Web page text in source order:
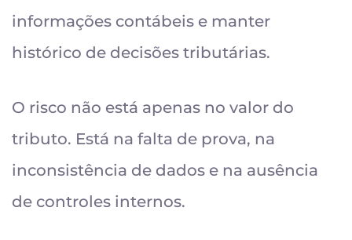
informações contábeis e manter
histórico de decisões tributárias.
O risco não está apenas no valor do
tributo. Está na falta de prova, na
inconsistência de dados e na ausência
de controles internos.